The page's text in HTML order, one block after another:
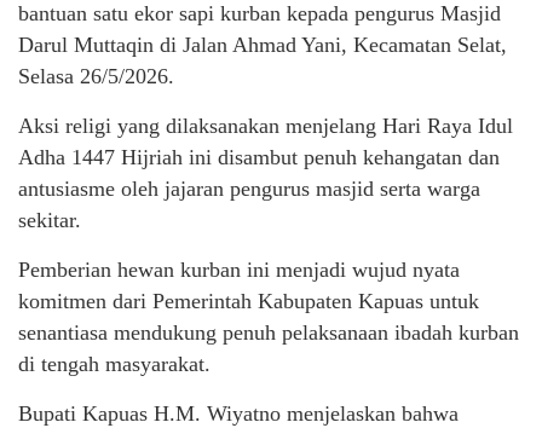
bantuan satu ekor sapi kurban kepada pengurus Masjid
Darul Muttaqin di Jalan Ahmad Yani, Kecamatan Selat,
Selasa 26/5/2026.
Aksi religi yang dilaksanakan menjelang Hari Raya Idul
Adha 1447 Hijriah ini disambut penuh kehangatan dan
antusiasme oleh jajaran pengurus masjid serta warga
sekitar.
Pemberian hewan kurban ini menjadi wujud nyata
komitmen dari Pemerintah Kabupaten Kapuas untuk
senantiasa mendukung penuh pelaksanaan ibadah kurban
di tengah masyarakat.
Bupati Kapuas H.M. Wiyatno menjelaskan bahwa